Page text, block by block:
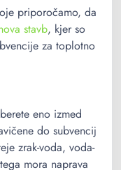
priporočamo, da
stavb, kjer so
za toplotno
eno izmed
do subvencij
zrak-voda, voda-
mora naprava